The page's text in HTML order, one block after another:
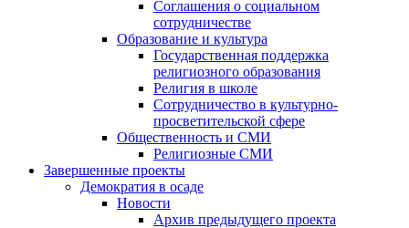
Соглашения о социальном
сотрудничестве
Образование и культура
Государственная поддержка
религиозного образования
Религия в школе
Сотрудничество в культурно-
просветительской сфере
Общественность и СМИ
Религиозные СМИ
Завершенные проекты
Демократия в осаде
Новости
Архив предыдущего проекта